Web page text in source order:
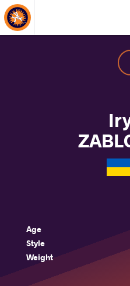
About Events
Age
Style
Weight